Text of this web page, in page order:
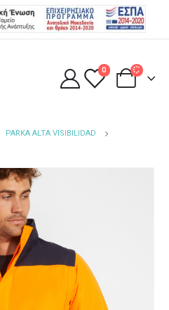
0
PARKA ALTA VISIBILIDAD